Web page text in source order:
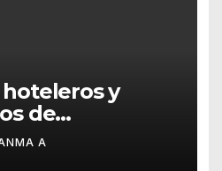
y
de
frenar
A